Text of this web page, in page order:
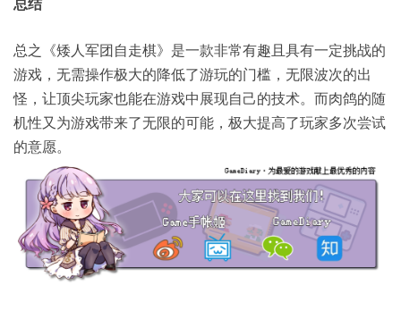
总之《矮人军团自走棋》是一款非常有趣且具有一定挑战的
游戏，无需操作极大的降低了游玩的门槛，无限波次的出
怪，让顶尖玩家也能在游戏中展现自己的技术。而肉鸽的随
机性又为游戏带来了无限的可能，极大提高了玩家多次尝试
的意愿。